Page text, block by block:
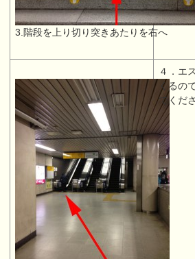
3.階段を上り切り突きあたりを右へ
４．エ
くるの
でくだ